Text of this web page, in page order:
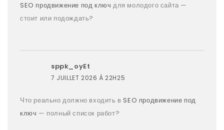
SEO продвижение под ключ для молодого сайта —
стоит или подождать?
sppk_oyEt
7 JUILLET 2026 À 22H25
Что реально должно входить вSEO продвижение под
ключ — полный список работ?